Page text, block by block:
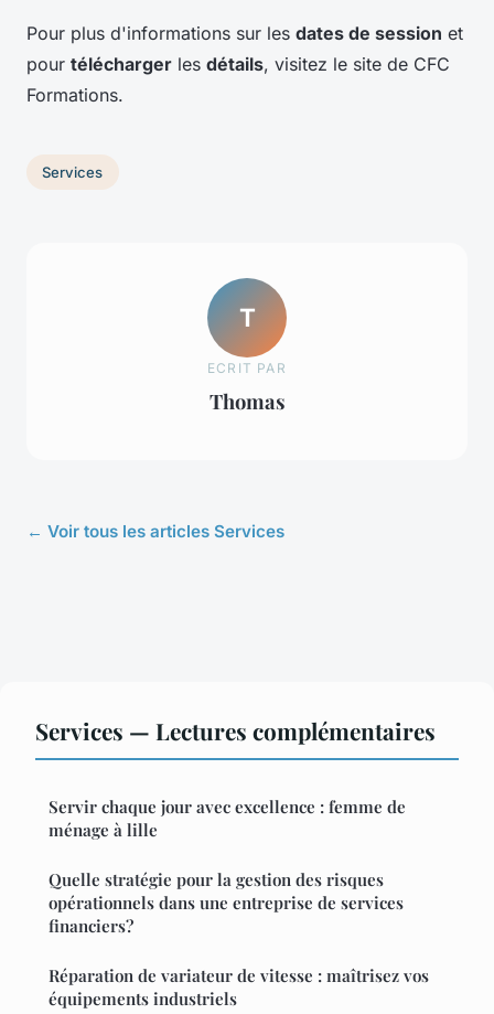
Pour plus d'informations sur les dates de session et
pour télécharger les détails, visitez le site de CFC
Formations.
Services
T
ECRIT PAR
Thomas
← Voir tous les articles Services
Services — Lectures complémentaires
Servir chaque jour avec excellence : femme de
ménage à lille
Quelle stratégie pour la gestion des risques
opérationnels dans une entreprise de services
financiers?
Réparation de variateur de vitesse : maîtrisez vos
équipements industriels